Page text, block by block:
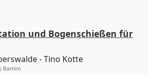
und Bogenschießen für
Tino Kotte
Barnim